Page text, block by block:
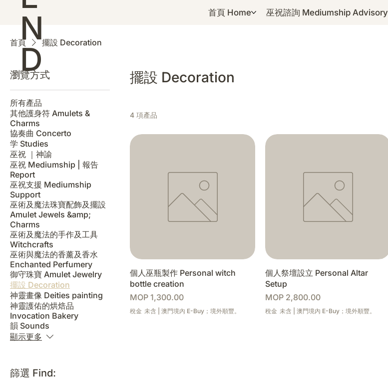
N
D
首頁 Home 巫祝諮詢 Mediumship Advisory
首頁 擺設 Decoration
瀏覽方式
所有產品
其他護身符 Amulets &
Charms
協奏曲 Concerto
学 Studies
巫祝 ｜神諭
巫祝 Mediumship | 報告
Report
巫祝支援 Mediumship
Support
巫術及魔法珠寶配飾及擺設
Amulet Jewels &amp;
Charms
巫術及魔法的手作及工具
Witchcrafts
巫術與魔法的香薰及香水
Enchanted Perfumery
御守珠寶 Amulet Jewelry
擺設 Decoration
神靈畫像 Deities painting
神靈護佑的烘焙品
Invocation Bakery
韻 Sounds
顯示更多
篩選 Find:
擺設 Decoration
4 項產品
個人巫瓶製作 Personal witch
bottle creation
價格
MOP 1,300.00
稅金 未含 澳門境內 E-Buy；境外順豐。
個人祭壇設立 Personal Altar
Setup
價格
MOP 2,800.00
稅金 未含 澳門境內 E-Buy；境外順豐。